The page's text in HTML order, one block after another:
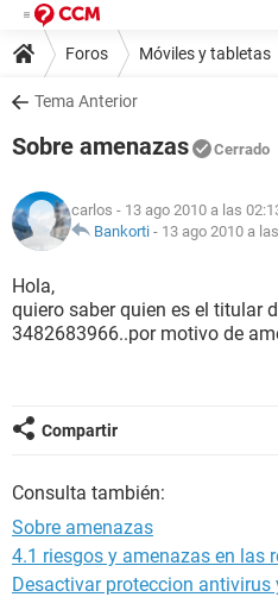
Foros Móviles y tabletas
Tema Anterior
Sobre amenazas Cerrado
carlos - 13 ago 2010 a las
Bankorti - 13 ago 2010 a
Hola,
quiero saber quien es el titular
3482683966..por motivo de
Compartir
Consulta también:
Sobre amenazas
4.1 riesgos y amenazas en las
Desactivar proteccion